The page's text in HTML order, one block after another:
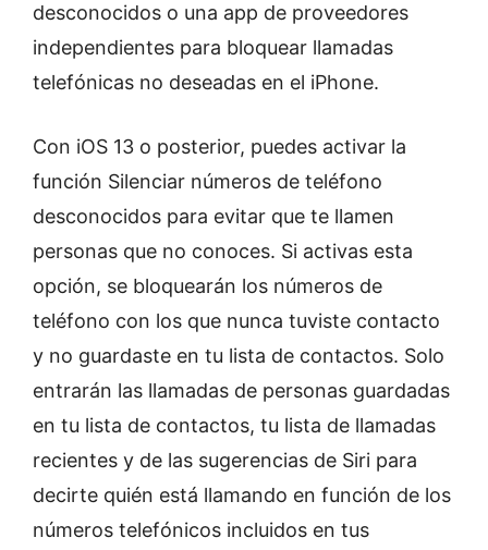
desconocidos o una app de proveedores
independientes para bloquear llamadas
telefónicas no deseadas en el iPhone.
Con iOS 13 o posterior, puedes activar la
función Silenciar números de teléfono
desconocidos para evitar que te llamen
personas que no conoces. Si activas esta
opción, se bloquearán los números de
teléfono con los que nunca tuviste contacto
y no guardaste en tu lista de contactos. Solo
entrarán las llamadas de personas guardadas
en tu lista de contactos, tu lista de llamadas
recientes y de las sugerencias de Siri para
decirte quién está llamando en función de los
números telefónicos incluidos en tus